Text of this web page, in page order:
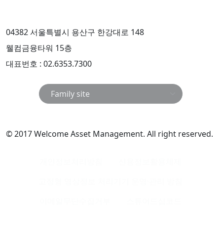
04382 서울특별시 용산구 한강대로 148
웰컴금융타워 15층
대표번호 : 02.6353.7300
© 2017 Welcome Asset Management. All right reserved.